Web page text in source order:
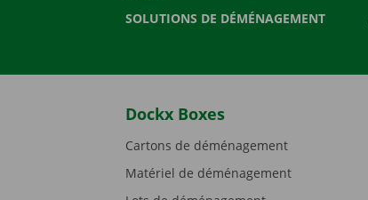
SOLUTIONS DE DÉMÉNAGEMENT
Dockx Boxes
Cartons de déménagement
Matériel de déménagement